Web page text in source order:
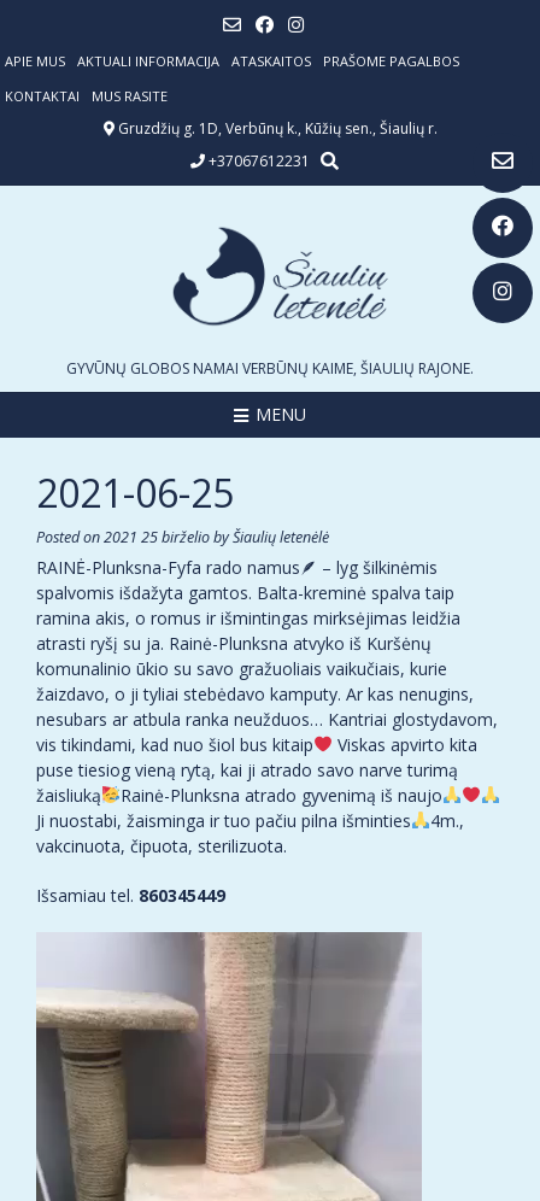
content
APIE MUS AKTUALI INFORMACIJA ATASKAITOS
PRAŠOME PAGALBOS
KONTAKTAI
MUS RASITE
Gruzdžių g. 1D, Verbūnų k., Kūžių sen., Šiaulių r.
+37067612231
GYVŪNŲ GLOBOS NAMAI VERBŪNŲ KAIME, ŠIAULIŲ RAJONE.
MENU
2021-06-25
Posted on2021 25 birželiobyŠiaulių letenėlė
RAINĖ-Plunksna-Fyfa rado namus🪶 – lyg šilkinėmis
spalvomis išdažyta gamtos. Balta-kreminė spalva taip
ramina akis, o romus ir išmintingas mirksėjimas leidžia
atrasti ryšį su ja. Rainė-Plunksna atvyko iš Kuršėnų
komunalinio ūkio su savo gražuoliais vaikučiais, kurie
žaizdavo, o ji tyliai stebėdavo kamputy. Ar kas nenugins,
nesubars ar atbula ranka neužduos… Kantriai glostydavom,
vis tikindami, kad nuo šiol bus kitaip
Viskas apvirto kita
puse tiesiog vieną rytą, kai ji atrado savo narve turimą
žaisliuką
Rainė-Plunksna atrado gyvenimą iš naujo
Ji nuostabi, žaisminga ir tuo pačiu pilna išminties
4m.,
vakcinuota, čipuota, sterilizuota.
Išsamiau tel. 860345449